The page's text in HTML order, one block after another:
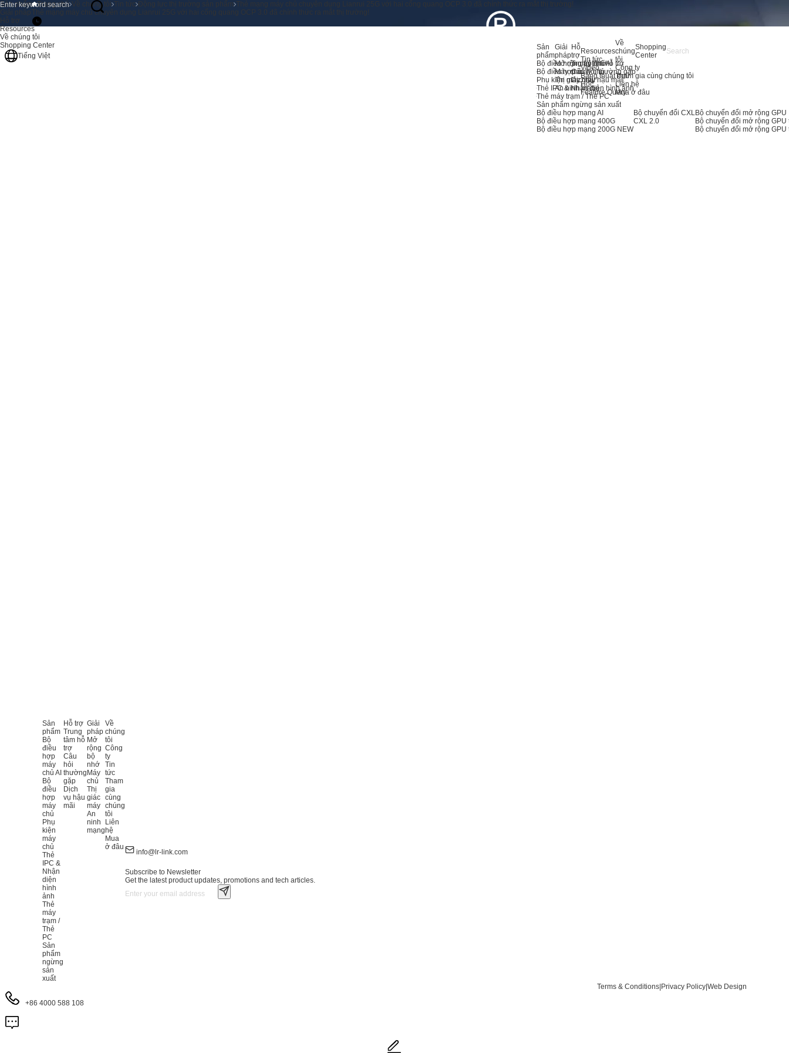
Sản
phẩm
Bộ điều hợp máy chủ AI
Bộ điều hợp máy chủ
Phụ kiện máy chủ
Thẻ IPC & Nhận diện hình ảnh
Thẻ máy trạm / Thẻ PC
Sản phẩm ngừng sản xuất
Bộ điều hợp mạng AI
Bộ điều hợp mạng 400G
Bộ điều hợp mạng 200G NEW
Bộ chuyển đổi CXL
CXL 2.0
Bộ chuyển đổi mở rộng GPU
Bộ chuyển đổi mở rộng
Bộ chuyển đổi mở rộng GPU
Giải
pháp
Mở rộng bộ nhớ
Máy chủ
Thị giác máy
An ninh mạng
Hỗ
trợ
Trung tâm hỗ trợ
Câu hỏi thường gặp
Dịch vụ hậu mãi
Resources
Tin tức
Video
Bảng thuật ngữ
Học
Feature Query
Về
chúng
tôi
Công ty
Tham gia cùng chúng tôi
Liên hệ
Mua ở đâu
Shopping
Center
Sản phẩm
Giải pháp
Hỗ trợ
Resources
Về chúng tôi
Shopping Center
Tiếng Việt
Trang chủ Về chúng tôi Tin tức Động lực thị trường sản phẩm Thẻ mạng máy chủ chuyên dụng Lianrui 25G với hai cổng quang OCP 3.0 đã chính thức ra mắt thị trường!
Thẻ mạng máy chủ chuyên dụng Lianrui 25G với hai cổng quang OCP 3.0 đã chính thức ra mắt thị trường!
Sản
phẩm
Bộ
điều
hợp
máy
chủ AI
Bộ
điều
hợp
máy
chủ
Phụ
kiện
máy
chủ
Thẻ
IPC &
Nhận
diện
hình
ảnh
Thẻ
máy
trạm /
Thẻ
PC
Sản
phẩm
ngừng
sản
xuất
Hỗ trợ
Trung
tâm hỗ
trợ
Câu
hỏi
thường
gặp
Dịch
vụ hậu
mãi
Giải
pháp
Mở
rộng
bộ
nhớ
Máy
chủ
Thị
giác
máy
An
ninh
mạng
Về
chúng
tôi
Công
ty
Tin
tức
Tham
gia
cùng
chúng
tôi
Liên
hệ
Mua
ở đâu
info@lr-link.com
Subscribe to Newsletter
Get the latest product updates, promotions and tech articles.
Terms & Conditions Privacy Policy Web Design
+86 4000 588 108